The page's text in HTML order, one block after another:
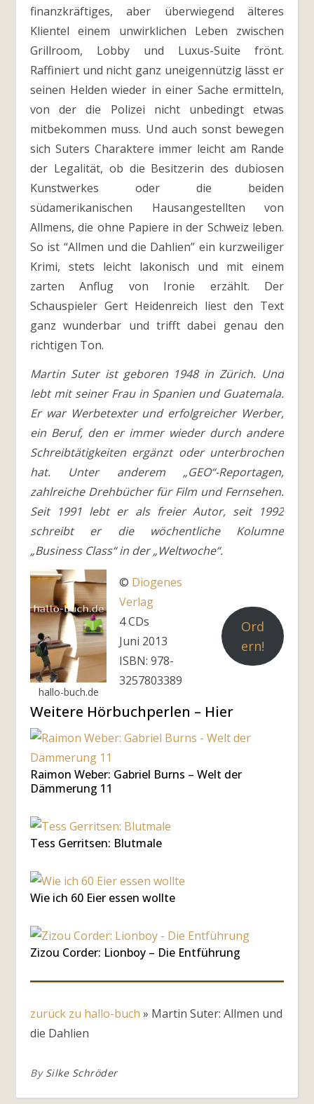
finanzkräftiges, aber überwiegend älteres
Klientel einem unwirklichen Leben zwischen
Grillroom, Lobby und Luxus-Suite frönt.
Raffiniert und nicht ganz uneigennützig lässt er
seinen Helden wieder in einer Sache ermitteln,
von der die Polizei nicht unbedingt etwas
mitbekommen muss. Und auch sonst bewegen
sich Suters Charaktere immer leicht am Rande
der Legalität, ob die Besitzerin des dubiosen
Kunstwerkes oder die beiden
südamerikanischen Hausangestellten von
Allmens, die ohne Papiere in der Schweiz leben.
So ist “Allmen und die Dahlien” ein kurzweiliger
Krimi, stets leicht lakonisch und mit einem
zarten Anflug von Ironie erzählt. Der
Schauspieler Gert Heidenreich liest den Text
ganz wunderbar und trifft dabei genau den
richtigen Ton.
Martin Suter ist geboren 1948 in Zürich. Und
lebt mit seiner Frau in Spanien und Guatemala.
Er war Werbetexter und erfolgreicher Werber,
ein Beruf, den er immer wieder durch andere
Schreibtätigkeiten ergänzt oder unterbrochen
hat. Unter anderem „GEO“-Reportagen,
zahlreiche Drehbücher für Film und Fernsehen.
Seit 1991 lebt er als freier Autor, seit 1992
schreibt er die wöchentliche Kolumne
„Business Class“ in der „Weltwoche“.
hallo-buch.de
© Diogenes
Verlag
4 CDs
Juni 2013
ISBN: 978-
3257803389
Ord
ern!
Weitere Hörbuchperlen – Hier
Raimon Weber: Gabriel Burns – Welt der
Dämmerung 11
Tess Gerritsen: Blutmale
Wie ich 60 Eier essen wollte
Zizou Corder: Lionboy – Die Entführung
zurück zu hallo-buch » Martin Suter: Allmen und
die Dahlien
By Silke Schröder